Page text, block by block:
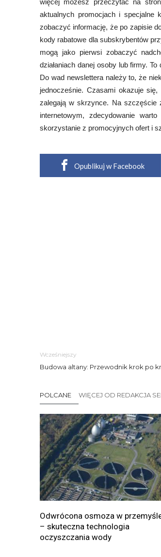
więcej możesz przeczytać na
aktualnych promocjach i specjalne
zobaczyć informację, że po zapisie
kody rabatowe dla subskrybentów
mogą jako pierwsi zobaczyć
działaniach danej osoby lub firmy.
Do wad newslettera należy to, że
jednocześnie. Czasami okazuje
zalegają w skrzynce. Na szczęście
internetowym, zdecydowanie
skorzystanie z promocyjnych ofert i
Opublikuj w Facebook
Wcześniejszy
Budowa altany: Przewodnik krok po
POLCANE WIĘCEJ OD REDAKCJA
Odwrócona osmoza w
– skuteczna technologia
oczyszczania wody